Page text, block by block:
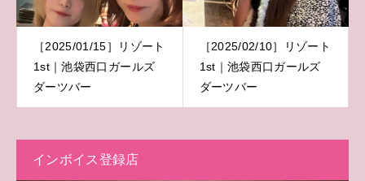
［2025/01/15］リゾート
1st｜池袋西口ガールズ
ダーツバー
［2025/02/10］リゾート
1st｜池袋西口ガールズ
ダーツバー
インボイス登録店